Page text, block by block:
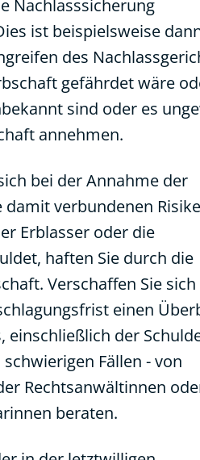
Nachlasssicherung
ist beispielsweise
des
gefährdet wäre
sind oder es
annehmen.
bei der Annahme der
damit verbundenen
Erblasser oder die
haften Sie durch die
Verschaffen Sie sich
einen
einschließlich der
schwierigen Fällen - von
Rechtsanwältinnen
beraten.